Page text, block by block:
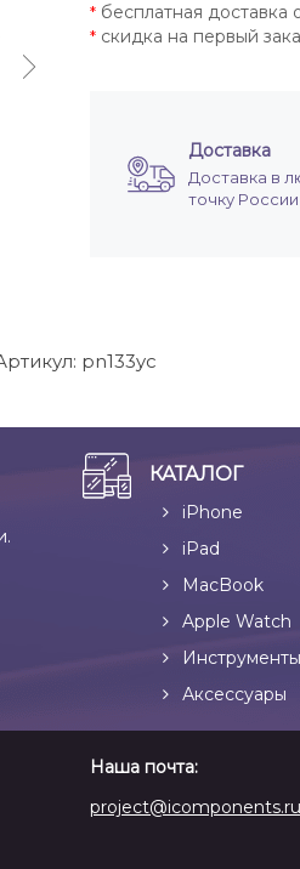
*бесплатная доставка
*скидка на первый
Доставка
Доставка в
точку России
pn133yc
КАТАЛОГ
iPhone
iPad
MacBook
Apple Watch
Инструменты
Аксессуары
Наша почта:
project@icomponents.ru